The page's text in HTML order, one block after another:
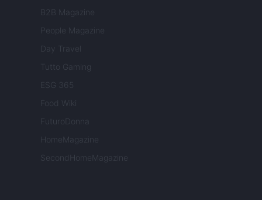
B2B Magazine
People Magazine
Day Travel
Tutto Gaming
ESG 365
Food Wiki
FuturoDonna
HomeMagazine
SecondHomeMagazine